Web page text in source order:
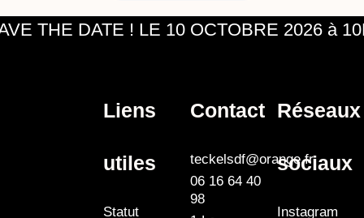
THE DATE ! LE 10 OCTOBRE 2026 à
Liens
utiles
Statut
Contact
teckelsdf@orange.fr
06 16 64 40
98
Réseaux
sociaux
Instagram